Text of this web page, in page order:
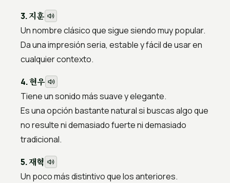
3.지훈
Un nombre clásico que sigue siendo muy popular.
Da una impresión seria, estable y fácil de usar en
cualquier contexto.
4.현우
Tiene un sonido más suave y elegante.
Es una opción bastante natural si buscas algo que
no resulte ni demasiado fuerte ni demasiado
tradicional.
5.재혁
Un poco más distintivo que los anteriores.